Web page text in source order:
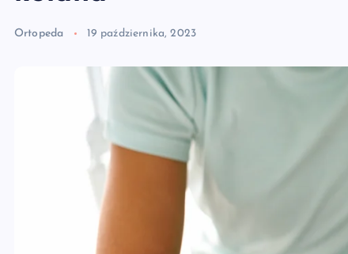
Ortopeda 19 października, 2023